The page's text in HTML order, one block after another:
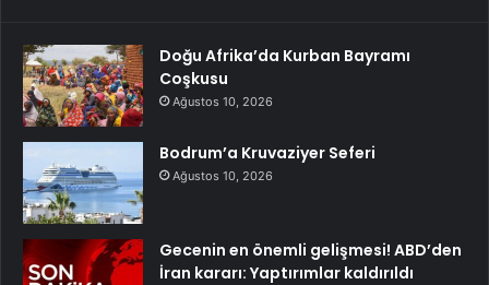
Doğu Afrika’da Kurban Bayramı
Coşkusu
Ağustos 10, 2026
Bodrum’a Kruvaziyer Seferi
Ağustos 10, 2026
Gecenin en önemli gelişmesi! ABD’den
İran kararı: Yaptırımlar kaldırıldı